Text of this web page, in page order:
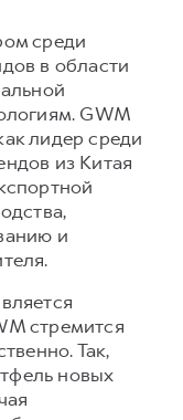
среди
в области
GWM
лидер среди
из Китая
и
стремится
Так,
новых